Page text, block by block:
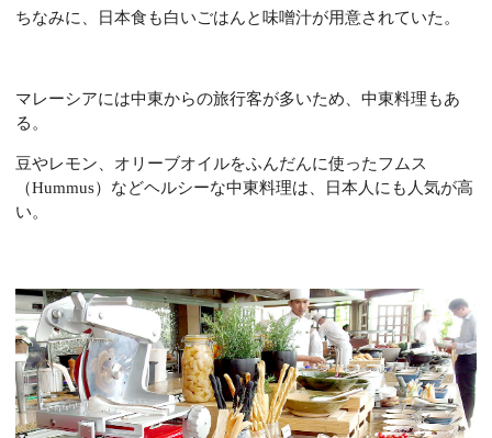
ちなみに、日本食も白いごはんと味噌汁が用意されていた。
マレーシアには中東からの旅行客が多いため、中東料理もあ
る。
豆やレモン、オリーブオイルをふんだんに使ったフムス
（Hummus）などヘルシーな中東料理は、日本人にも人気が高
い。